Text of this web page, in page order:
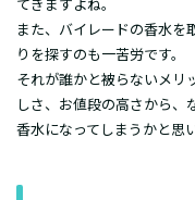
また、バイレードの香水を
りを探すのも一苦労です。
それが誰かと被らないメリ
しさ、お値段の高さから、
香水になってしまうかと思い